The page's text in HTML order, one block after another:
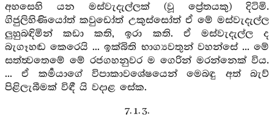
අහසෙහි යන මස්වැදැල්ලක් (වූ ප්‍රේතයකු) දිටිමි.
ගිජුලිහිණියෝත් කවුඩෝත් උකුස්සෝත් ඒ මේ මස්වැදැල්ල
ලුහුබඳිමින් කඩා කති, ඉරා කති. ඒ මස්වැදැල්ල ද
බැගෑහඬ කෙරෙයි ... ඉක්බිති භාග්‍යවතුන් වහන්සේ ... මේ
සත්ත්‍වතෙමේ මේ රජගහනුවර ම ගෙරින් මරන්නෙක් විය.
... ඒ කර්‍මයාගේ විපාකාවශේෂයෙන් මෙබඳු අත් බැව්
පිළිලැබීමක් විඳී යි වදාළ සේක.
7. 1. 3.